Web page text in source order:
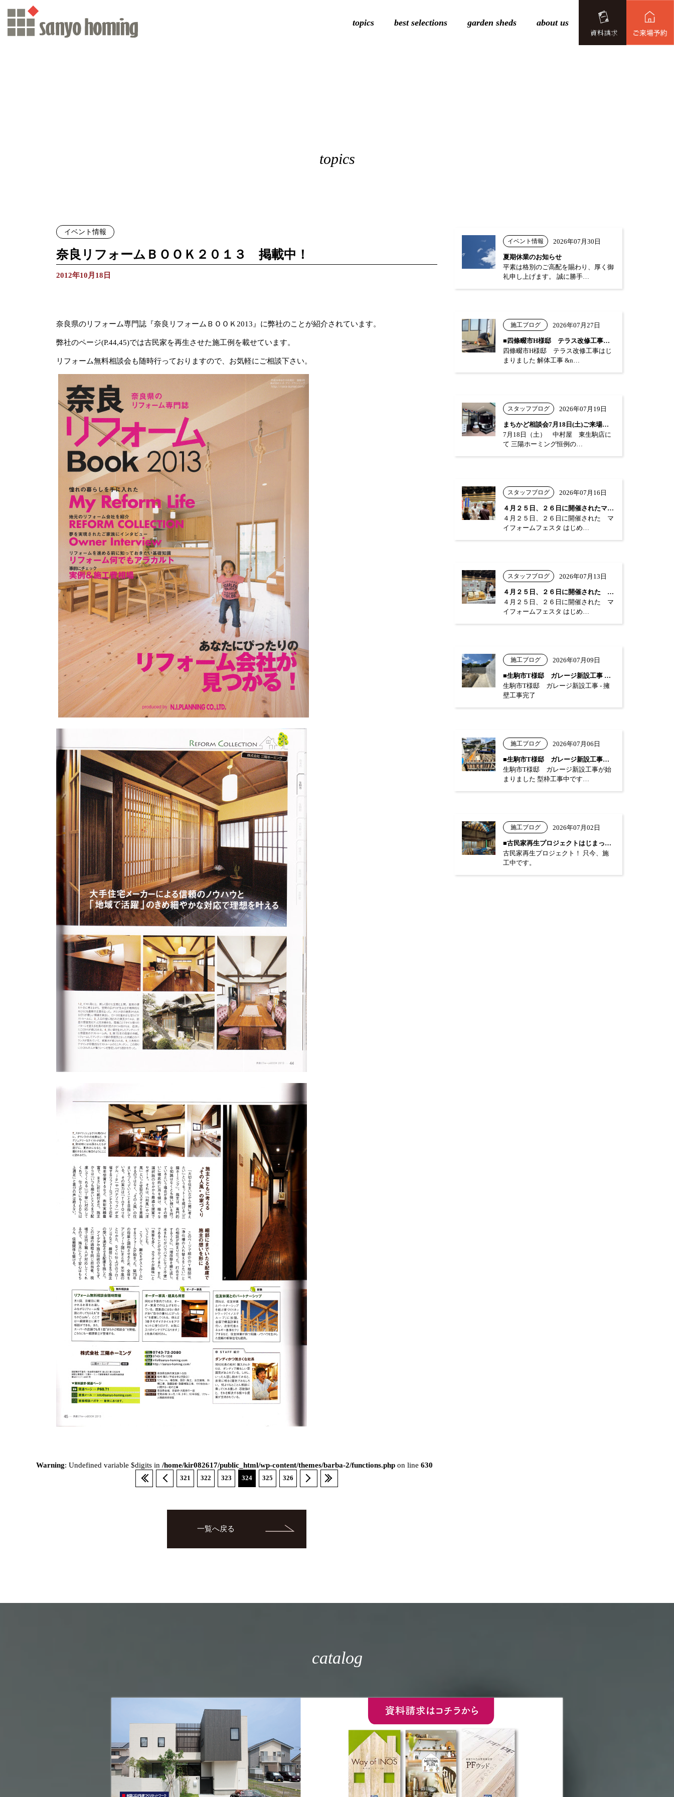
topics best selections garden sheds about us
topics
イベント情報
奈良リフォームＢＯＯＫ２０１３ 掲載中！
2012年10月18日
奈良県のリフォーム専門誌『奈良リフォームＢＯＯＫ2013』に弊社のことが紹介されています。
弊社のページ(P.44,45)では古民家を再生させた施工例を載せています。
リフォーム無料相談会も随時行っておりますので、お気軽にご相談下さい。
Warning: Undefined variable $digits in /home/kir082617/public_html/wp-content/themes/barba-2/functions.php on line 630
321 322 323 324 325 326
一覧へ戻る
イベント情報 2026年07月30日
夏期休業のお知らせ
平素は格別のご高配を賜わり、厚く御
礼申し上げます。 誠に勝手…
施工ブログ 2026年07月27日
■四條畷市H様邸 テラス改修工事はじまり…
四條畷市H様邸 テラス改修工事はじ
まりました 解体工事 &n…
スタッフブログ 2026年07月19日
まちかど相談会7月18日(土)ご来場あり…
7月18日（土） 中村屋 東生駒店に
て 三陽ホーミング恒例の…
スタッフブログ 2026年07月16日
４月２５日、２６日に開催されたマイフォー…
４月２５日、２６日に開催された マ
イフォームフェスタ はじめ…
スタッフブログ 2026年07月13日
４月２５日、２６日に開催された マイフォ…
４月２５日、２６日に開催された マ
イフォームフェスタ はじめ…
施工ブログ 2026年07月09日
■生駒市T様邸 ガレージ新設工事 …
生駒市T様邸 ガレージ新設工事 - 擁
壁工事完了
施工ブログ 2026年07月06日
■生駒市T様邸 ガレージ新設工事が始まり…
生駒市T様邸 ガレージ新設工事が始
まりました 型枠工事中です…
施工ブログ 2026年07月02日
■古民家再生プロジェクトはじまっています…
古民家再生プロジェクト！ 只今、施
工中です。
catalog